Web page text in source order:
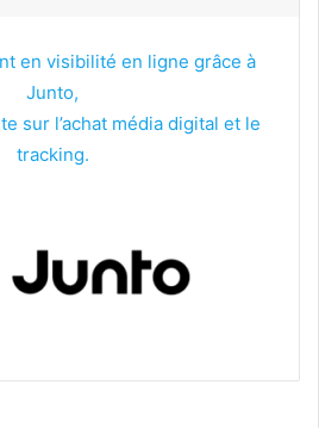
en visibilité en ligne grâce à
Junto,
sur l’achat média digital et le
tracking.